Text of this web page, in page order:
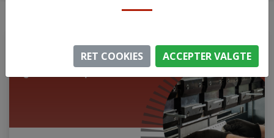
RET COOKIES ACCEPTER VALGTE